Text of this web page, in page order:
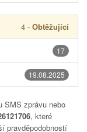
4 - Obtěžující
17
19.08.2025
SMS zprávu nebo
, které
pravděpodobností